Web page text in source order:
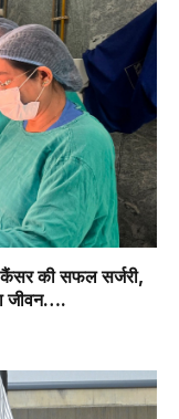
कैंसर की सफल सर्जरी,
जीवन….